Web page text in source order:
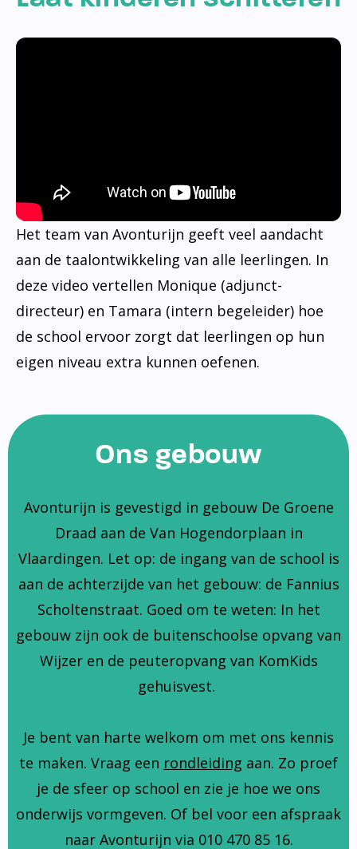
Het team van Avonturijn geeft veel aandacht
aan de taalontwikkeling van alle leerlingen. In
deze video vertellen Monique (adjunct-
directeur) en Tamara (intern begeleider) hoe
de school ervoor zorgt dat leerlingen op hun
eigen niveau extra kunnen oefenen.
Ons gebouw
Avonturijn is gevestigd in gebouw De Groene
Draad aan de Van Hogendorplaan in
Vlaardingen. Let op: de ingang van de school is
aan de achterzijde van het gebouw: de Fannius
Scholtenstraat. Goed om te weten: In het
gebouw zijn ook de buitenschoolse opvang van
Wijzer en de peuteropvang van KomKids
gehuisvest.
Je bent van harte welkom om met ons kennis
te maken. Vraag een rondleiding aan. Zo proef
je de sfeer op school en zie je hoe we ons
onderwijs vormgeven. Of bel voor een afspraak
naar Avonturijn via 010 470 85 16.